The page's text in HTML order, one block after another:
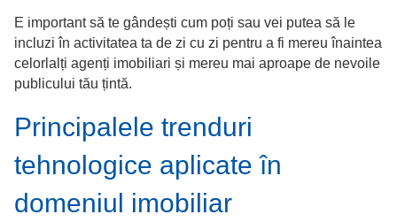
E important să te gândești cum poți sau vei putea să le
incluzi în activitatea ta de zi cu zi pentru a fi mereu înaintea
celorlalți agenți imobiliari și mereu mai aproape de nevoile
publicului tău țintă.
Principalele trenduri
tehnologice aplicate în
domeniul imobiliar